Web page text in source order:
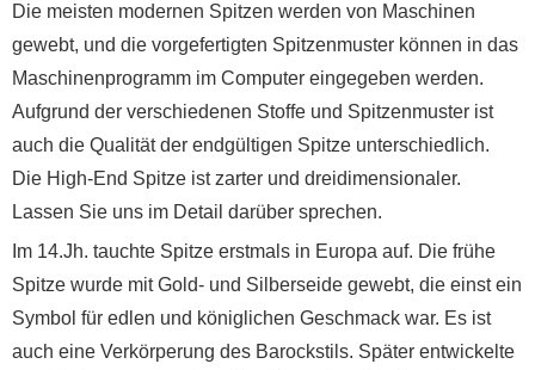
Die meisten modernen Spitzen werden von Maschinen
gewebt, und die vorgefertigten Spitzenmuster können in das
Maschinenprogramm im Computer eingegeben werden.
Aufgrund der verschiedenen Stoffe und Spitzenmuster ist
auch die Qualität der endgültigen Spitze unterschiedlich.
Die High-End Spitze ist zarter und dreidimensionaler.
Lassen Sie uns im Detail darüber sprechen.
Im 14.Jh. tauchte Spitze erstmals in Europa auf. Die frühe
Spitze wurde mit Gold- und Silberseide gewebt, die einst ein
Symbol für edlen und königlichen Geschmack war. Es ist
auch eine Verkörperung des Barockstils. Später entwickelte